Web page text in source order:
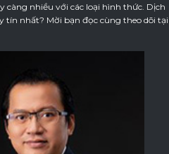
càng nhiều với các loại hình thức. Dịch
tín nhất? Mời bạn đọc cùng theo dõi tại